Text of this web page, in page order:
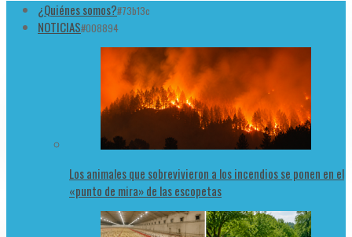
¿Quiénes somos?#73b13c
NOTICIAS#008894
Los animales que sobrevivieron a los incendios se ponen en el
«punto de mira» de las escopetas